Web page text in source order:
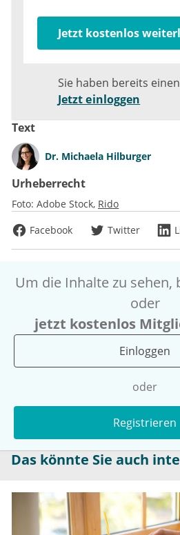
Jetzt kostenlos
Sie haben bereits
Jetzt einloggen
Text
Dr. Michaela Hilburger
Urheberrecht
Foto: Adobe Stock Rido
Facebook
Twitter
Um die Inhalte zu sehen,
oder
jetzt kostenlos
Einloggen
oder
Registrieren
Das könnte Sie auch